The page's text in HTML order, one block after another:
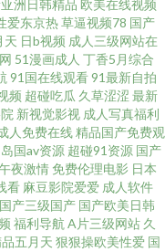
亚洲 欧美特级久久 99热青
800 日韩一本道旡码AⅤ 91精
交 99热精品9 人妻一卡二卡
Av伊人草草 欧美综合亚洲俺
17 国产在线啪啪 熟女91
级片 www蜜桃tv 免费A片精
洲日韩精品 欧美在线视频
爱东京热草逼视频78 国产
天 日b视频 成人三级网站在
51漫画成人 丁香5月综合
91国在线观看91最新自拍
频 超碰吃瓜 久草涩涩 最新
新视觉影视 成人写真福利
人免费在线精品国产免费观
岛国av资源 超碰91资源 国产
夜激情 免费伦理电影 日本
看 麻豆影院爱爱 成人软件
国产三级国产 国产欧美日韩
福利导航 A片三级网站 久
五月天 狠狠操欧美性爱 国